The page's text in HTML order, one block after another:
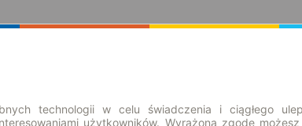
technologii w celu świadczenia i ciągłego
użytkowników. Wyrażoną zgodę